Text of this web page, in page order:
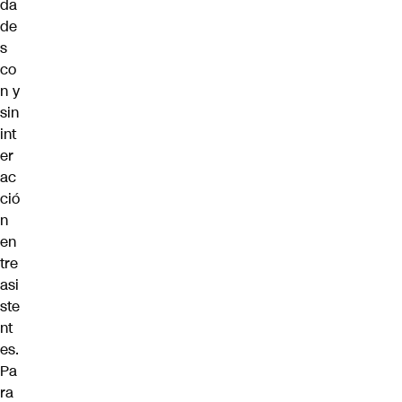
da
de
s
co
n y
sin
int
er
ac
ció
n
en
tre
asi
ste
nt
es.
Pa
ra